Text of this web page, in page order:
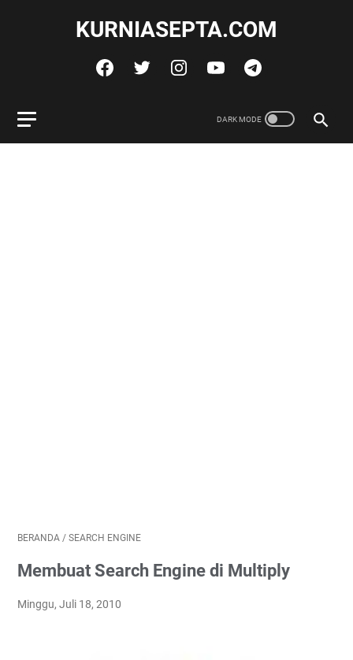
KURNIASEPTA.COM
BERANDA / SEARCH ENGINE
Membuat Search Engine di Multiply
Minggu, Juli 18, 2010